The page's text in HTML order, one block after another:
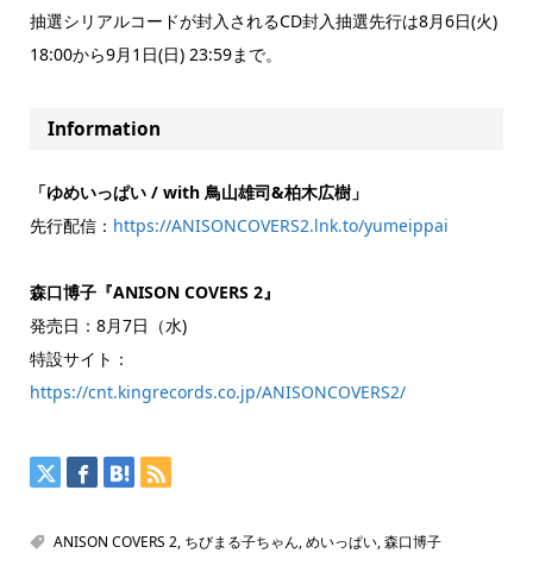
抽選シリアルコードが封入されるCD封入抽選先行は8月6日(火)
18:00から9月1日(日) 23:59まで。
Information
「ゆめいっぱい / with 鳥山雄司&柏木広樹」
先行配信： https://ANISONCOVERS2.lnk.to/yumeippai
森口博子『ANISON COVERS 2』
発売日：8月7日（水)
特設サイト：
https://cnt.kingrecords.co.jp/ANISONCOVERS2/
ANISON COVERS 2, ちびまる子ちゃん,めいっぱい,森口博子